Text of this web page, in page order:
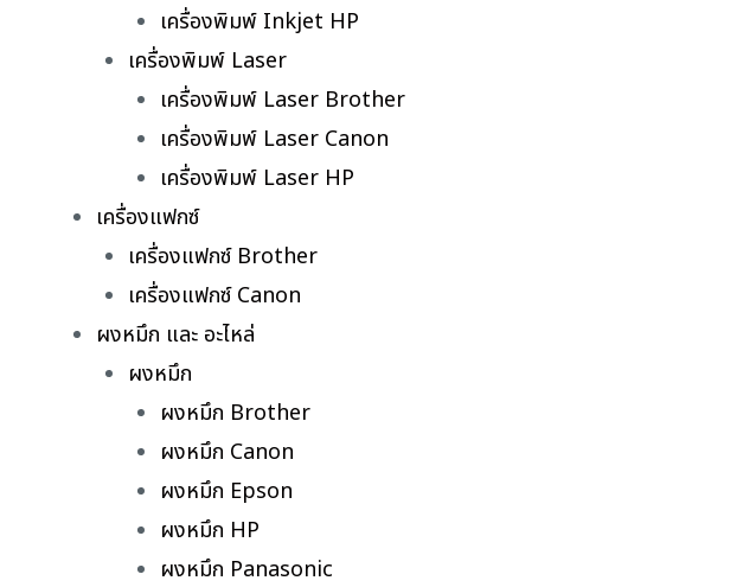
เครื่องพิมพ์ Inkjet HP
เครื่องพิมพ์ Laser
เครื่องพิมพ์ Laser Brother
เครื่องพิมพ์ Laser Canon
เครื่องพิมพ์ Laser HP
เครื่องแฟกซ์
เครื่องแฟกซ์ Brother
เครื่องแฟกซ์ Canon
ผงหมึก และ อะไหล่
ผงหมึก
ผงหมึก Brother
ผงหมึก Canon
ผงหมึก Epson
ผงหมึก HP
ผงหมึก Panasonic